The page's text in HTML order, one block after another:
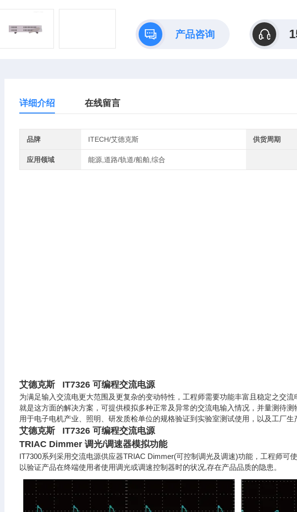
产品咨询
详细介绍 在线留言
品牌 ITECH/艾德克斯 供货周期
应用领域 能源,道路/轨道/船舶,综合
艾德克斯 IT7326 可编程交流电源
为满足输入交流电更大范围及更复杂的变动特性，工程师需要功能丰富且稳定之交
就是这方面的解决方案，可提供模拟多种正常及异常的交流电输入情况，并量测待
用于电子电机产业、照明、研发质检单位的规格验证到实验室测试使用，以及工厂生
艾德克斯 IT7326 可编程交流电源
TRIAC Dimmer 调光/调速器模拟功能
IT7300系列采用交流电源供应器TRIAC Dimmer(可控制调光及调速)功能，工程师可
以验证产品在终端使用者使用调光或调速控制器时的状况,存在产品品质的隐患。